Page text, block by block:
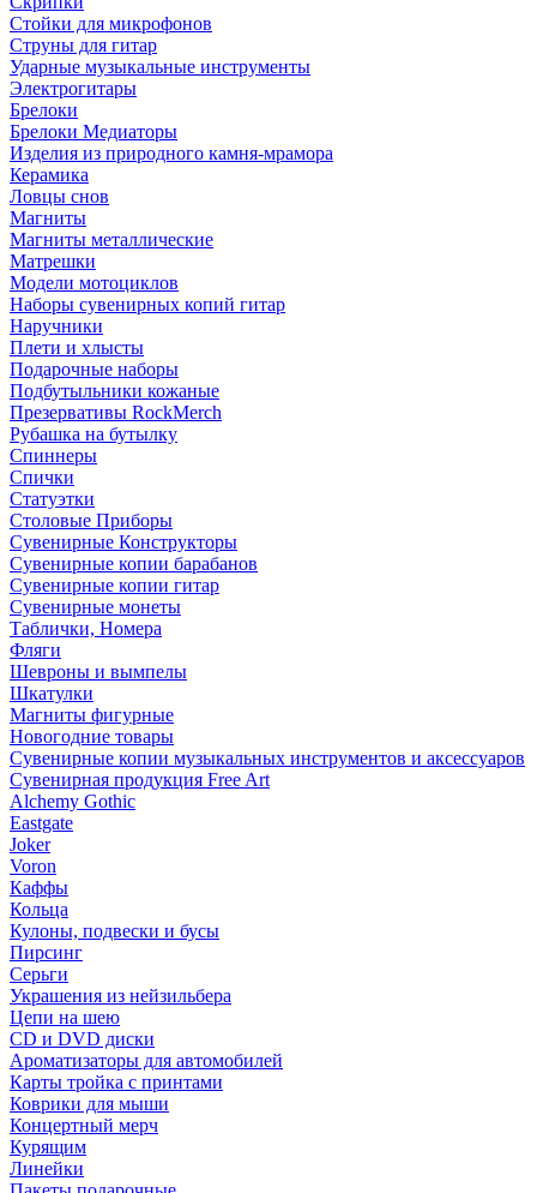
Стойки для микрофонов
Струны для гитар
Ударные музыкальные инструменты
Электрогитары
Брелоки
Брелоки Медиаторы
Изделия из природного камня-мрамора
Керамика
Ловцы снов
Магниты
Магниты металлические
Матрешки
Модели мотоциклов
Наборы сувенирных копий гитар
Наручники
Плети и хлысты
Подарочные наборы
Подбутыльники кожаные
Презервативы RockMerch
Рубашка на бутылку
Спиннеры
Спички
Статуэтки
Столовые Приборы
Сувенирные Конструкторы
Сувенирные копии барабанов
Сувенирные копии гитар
Сувенирные монеты
Таблички, Номера
Фляги
Шевроны и вымпелы
Шкатулки
Магниты фигурные
Новогодние товары
Сувенирные копии музыкальных инструментов и аксессуаров
Сувенирная продукция Free Art
Alchemy Gothic
Eastgate
Joker
Voron
Каффы
Кольца
Кулоны, подвески и бусы
Пирсинг
Серьги
Украшения из нейзильбера
Цепи на шею
CD и DVD диски
Ароматизаторы для автомобилей
Карты тройка с принтами
Коврики для мыши
Концертный мерч
Курящим
Линейки